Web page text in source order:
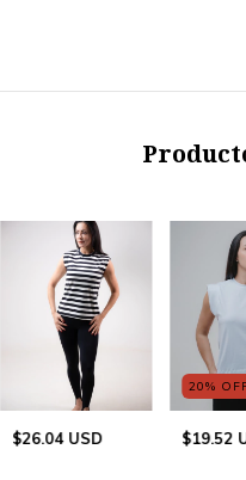
$26.04 USD
20%
$19.52